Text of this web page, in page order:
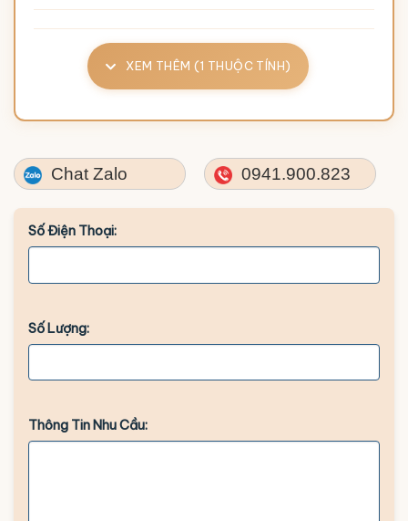
XEM THÊM (1 THUỘC TÍNH)
Chat Zalo 0941.900.823
Số Điện Thoại:
Số Lượng:
Thông Tin Nhu Cầu: